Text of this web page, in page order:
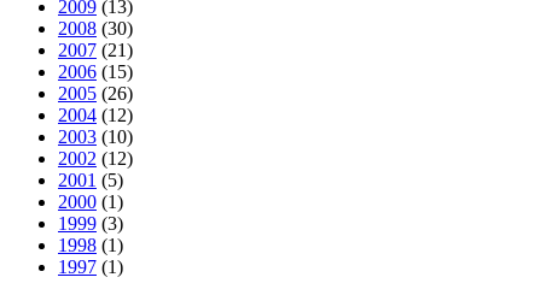
2009 (13)
2008 (30)
2007 (21)
2006 (15)
2005 (26)
2004 (12)
2003 (10)
2002 (12)
2001 (5)
2000 (1)
1999 (3)
1998 (1)
1997 (1)